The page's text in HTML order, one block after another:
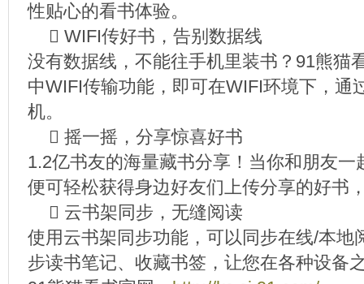
性贴心的看书体验。
 WIFI传好书，告别数据线
没有数据线，不能往手机里装书？91熊猫
中WIFI传输功能，即可在WIFI环境下，通
机。
 摇一摇，分享惊喜好书
1.2亿书友的海量藏书分享！当你和朋友一
便可轻松获得身边好友们上传分享的好书
 云书架同步，无缝阅读
使用云书架同步功能，可以同步在线/本地
步读书笔记、收藏书签，让您在各种设备